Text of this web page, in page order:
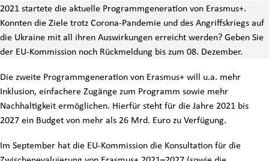
2021 startete die aktuelle Programmgeneration von Erasmus+.
Konnten die Ziele trotz Corona-Pandemie und des Angriffskriegs auf
die Ukraine mit all ihren Auswirkungen erreicht werden? Geben Sie
der EU-Kommission noch Rückmeldung bis zum 08. Dezember.
Die zweite Programmgeneration von Erasmus+ will u.a. mehr
Inklusion, einfachere Zugänge zum Programm sowie mehr
Nachhaltigkeit ermöglichen. Hierfür steht für die Jahre 2021 bis
2027 ein Budget von mehr als 26 Mrd. Euro zu Verfügung.
Im September hat die EU-Kommission die Konsultation für die